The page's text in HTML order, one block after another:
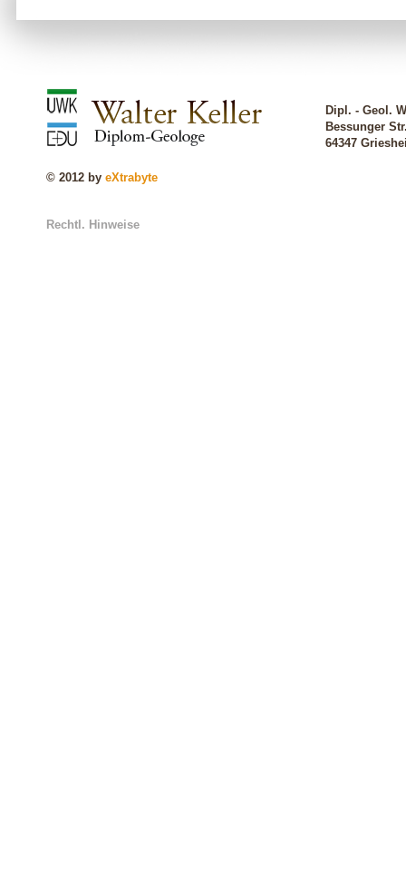
© 2012 by eXtrabyte
Rechtl. Hinweise
Dipl. - Geol.
Bessunger
64347